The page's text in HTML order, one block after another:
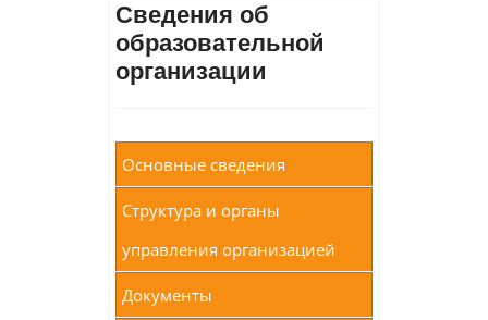
Сведения об
образовательной
организации
Основные сведения
Структура и органы
управления организацией
Документы